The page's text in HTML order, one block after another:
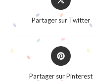
in
new
window
Partager sur Twitter
Opens
in
Partager sur Pinterest